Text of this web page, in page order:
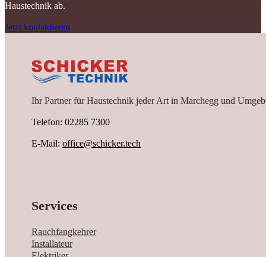
Haustechnik ab.
Jetzt kontaktieren
Ihr Partner für Haustechnik jeder Art in Marchegg und
Telefon: 02285 7300
E-Mail: office@schicker.tech
Services
Rauchfangkehrer
Installateur